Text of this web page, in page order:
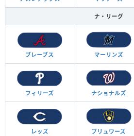
ナ・リーグ
ブレーブス マーリンズ
フィリーズ ナショナルズ
レッズ ブリュワーズ